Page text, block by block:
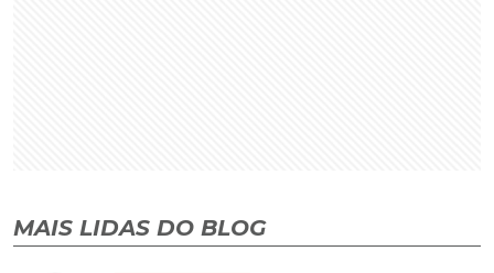
MAIS LIDAS DO BLOG